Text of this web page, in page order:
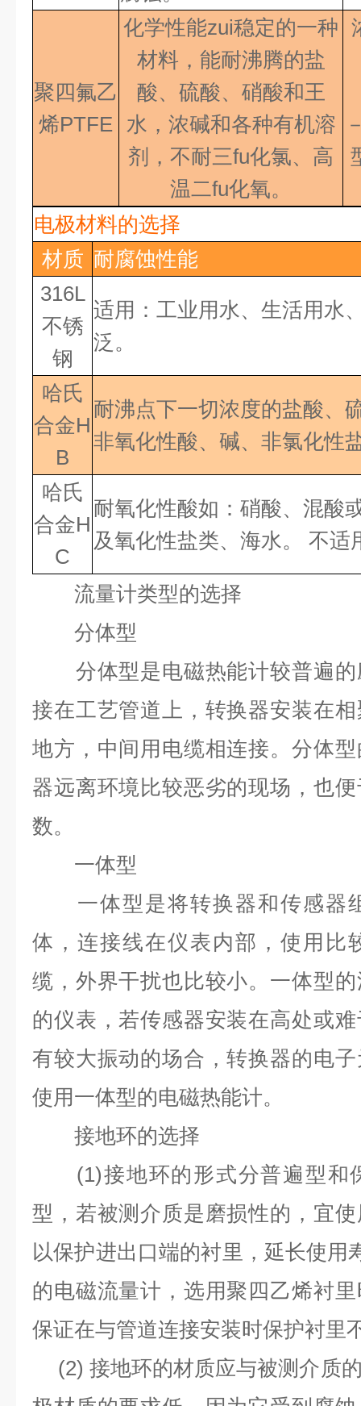
聚四氟乙
烯PTFE
化学性能zui稳定的一种
材料，能耐沸腾的盐
酸、硫酸、硝酸和王
水，浓碱和各种有机溶
剂，不耐三fu化氯、高
温二fu化氧。
电极材料的选择
材质 耐腐蚀性能
316L
不锈
钢
适用：工业用水、生活用水
泛。
哈氏
合金H
B
耐沸点下一切浓度的盐酸、
非氧化性酸、碱、非氯化性
哈氏
合金H
C
耐氧化性酸如：硝酸、混酸
及氧化性盐类、海水。 不适
流量计类型的选择
分体型
分体型是电磁热能计较普遍的
接在工艺管道上，转换器安装在
地方，中间用电缆相连接。分体
器远离环境比较恶劣的现场，也
数。
一体型
一体型是将转换器和传感器
体，连接线在仪表内部，使用比
缆，外界干扰也比较小。一体型
的仪表，若传感器安装在高处或
有较大振动的场合，转换器的电
使用一体型的电磁热能计。
接地环的选择
(1)接地环的形式分普遍型和
型，若被测介质是磨损性的，宜
以保护进出口端的衬里，延长使用
的电磁流量计，选用聚四乙烯衬
保证在与管道连接安装时保护衬里
(2)接地环的材质应与被测介质